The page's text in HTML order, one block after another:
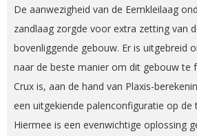
De aanwezigheid van de Eemkleilaag
zandlaag zorgde voor extra zetting van
bovenliggende gebouw. Er is uitgebreid
naar de beste manier om dit gebouw te
Crux is, aan de hand van Plaxis-
een uitgekiende palenconfiguratie op de
Hiermee is een evenwichtige oplossing